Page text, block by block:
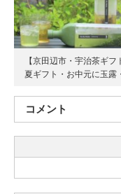
【京田辺市・宇治茶ギフ
夏ギフト・お中元に玉
コメント